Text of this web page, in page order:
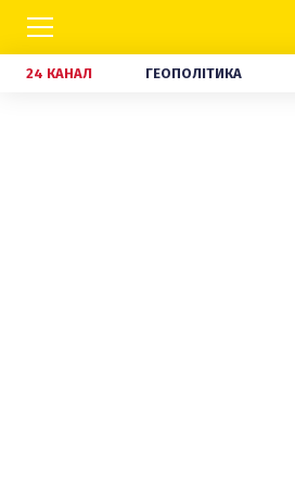
24 КАНАЛ ГЕОПОЛІТИКА